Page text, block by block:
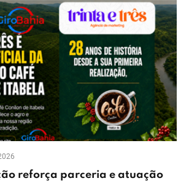
reforça parceria e atuação